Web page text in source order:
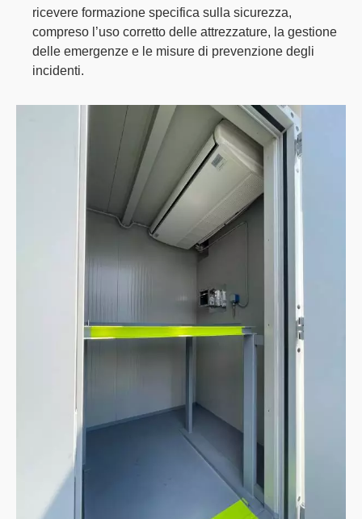
ricevere formazione specifica sulla sicurezza,
compreso l’uso corretto delle attrezzature, la gestione
delle emergenze e le misure di prevenzione degli
incidenti.